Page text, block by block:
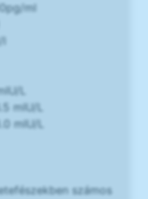
ml
L
mIU/L
mIU/L
számos